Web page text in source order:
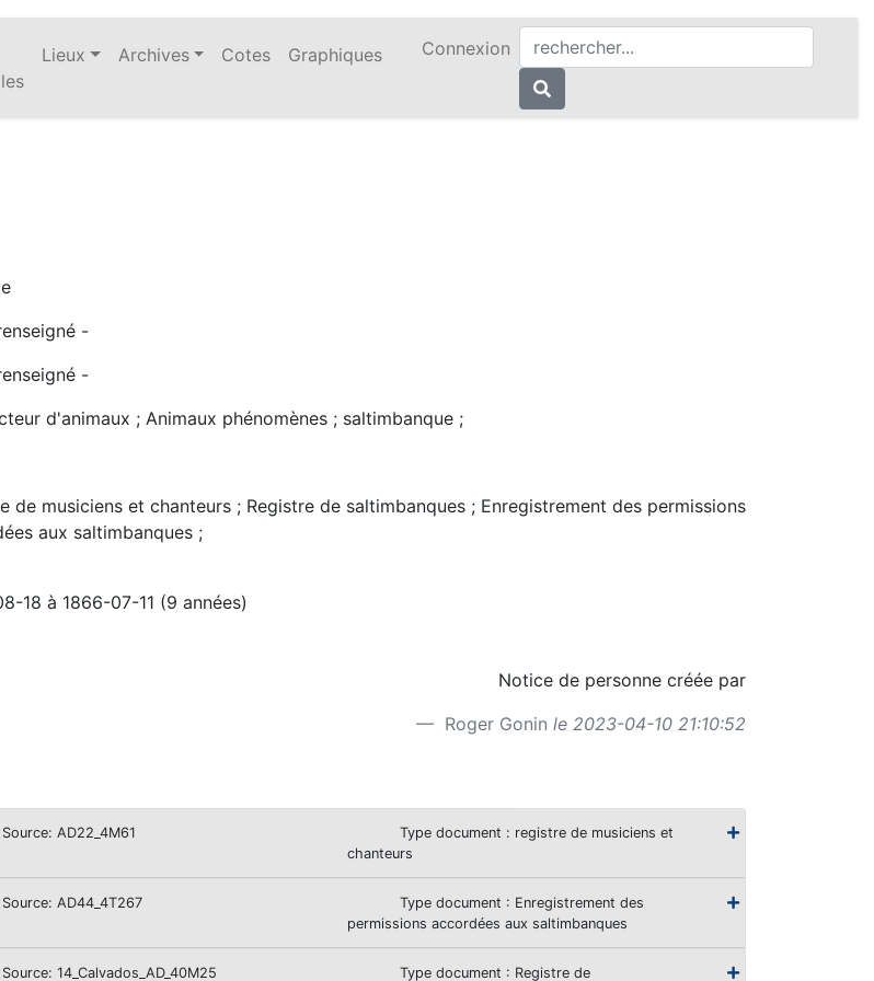
Lieux Archives Cotes Graphiques Connexion
-
-
d'animaux ; Animaux phénomènes ; saltimbanque ;
de musiciens et chanteurs ; Registre de saltimbanques ; Enregistrement des permissions
aux saltimbanques ;
18 à 1866-07-11 (9 années)
Notice de personne créée par
Roger Gonin le 2023-04-10 21:10:52
Source: AD22_4M61
Type document : registre de musiciens et
chanteurs
Source: AD44_4T267
Type document : Enregistrement des
permissions accordées aux saltimbanques
Source: 14_Calvados_AD_40M25 Type document : Registre de